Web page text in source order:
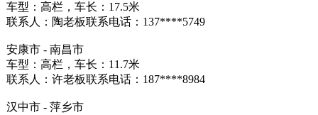
车型：高栏，车长：17.5米
联系人：陶老板联系电话：137****5749
安康市 - 南昌市
车型：高栏，车长：11.7米
联系人：许老板联系电话：187****8984
汉中市 - 萍乡市